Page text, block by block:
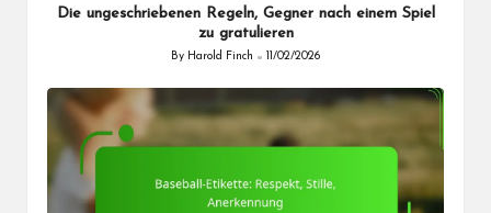
Die ungeschriebenen Regeln, Gegner nach einem Spiel
zu gratulieren
Posted
By Harold Finch 11/02/2026